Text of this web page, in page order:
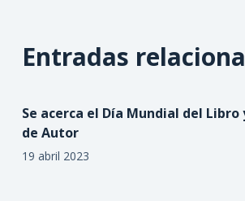
Entradas
Se acerca el Día Mundial del Libro
de Autor
19 abril 2023